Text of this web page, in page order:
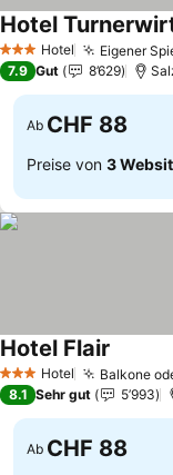
3 SterneHotel Eigener
Hotel
7.9 Gut 8’629
Ab CHF 88
Preise von 3
3 SterneHotel Balkone
Hotel Flair
8.1 Sehr gut 5’993
Ab CHF 88